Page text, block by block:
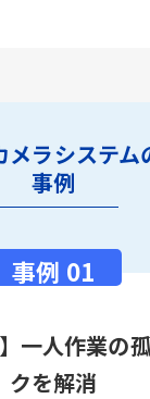
ラシステム
事例
一人作業の
クを解消